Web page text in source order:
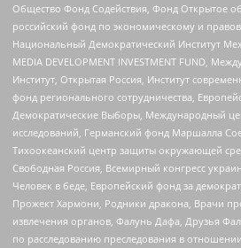
Общество Фонд Содействия, Фонд Открытое
российский фонд по экономическому и
Национальный Демократический Институт
MEDIA DEVELOPMENT INVESTMENT FUND,
Институт, Открытая Россия, Институт
фонд регионального сотрудничества,
Демократические Выборы, Международный
исследований, Германский фонд Маршалла
Тихоокеанский центр защиты окружающей
Свободная Россия, Всемирный конгресс
Человек в беде, Европейский фонд за
Прожект Хармони, Родники дракона, Врачи
извлечения органов, Фалунь Дафа, Друзья
по расследованию преследования в